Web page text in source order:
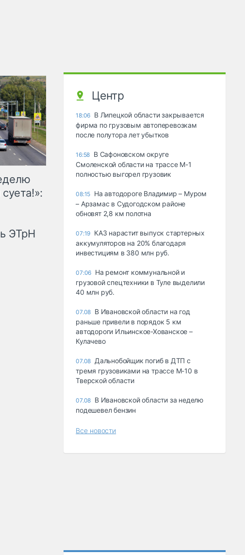
ЭТрН
Центр
18:06 В Липецкой области закрывается
фирма по грузовым автоперевозкам
после полутора лет убытков
16:58 В Сафоновском округе
Смоленской области на трассе М-1
полностью выгорел грузовик
08:15 На автодороге Владимир – Муром
– Арзамас в Судогодском районе
обновят 2,8 км полотна
07:19 КАЗ нарастит выпуск стартерных
аккумуляторов на 20% благодаря
инвестициям в 380 млн руб.
07:06 На ремонт коммунальной и
грузовой спецтехники в Туле выделили
40 млн руб.
07.08 В Ивановской области на год
раньше привели в порядок 5 км
автодороги Ильинское-Хованское –
Кулачево
07.08 Дальнобойщик погиб в ДТП с
тремя грузовиками на трассе М-10 в
Тверской области
07.08 В Ивановской области за неделю
подешевел бензин
Все новости